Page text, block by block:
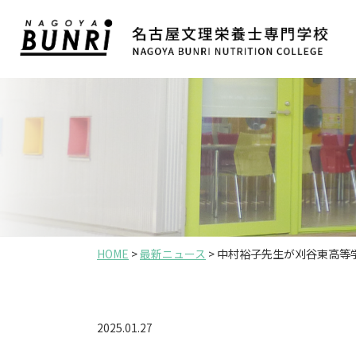
HOME >最新ニュース > 中村裕子先生が刈谷東高
2025.01.27